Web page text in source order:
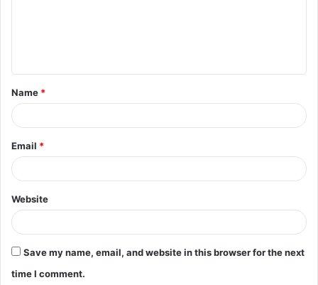
Name *
Email *
Website
Save my name, email, and website in this browser for the next
time I comment.